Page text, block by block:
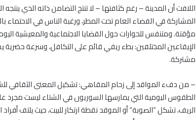
اللافت أن المدينة–رغم كثافتها–لا تنتج التضامن ذاته الذي ينتجه
المشاركة في الفضاء العام تحت المطر، ورغبة الناس في الاحتماء
مؤقتة.ومتنفس للحوارات حول القضايا الاجتماعية والمعيشية
الإيقاعين المختلفين: بطء ريفي قائم على التكافل، وسرعة
مشتركة.
–من دفء المواقد إلى زحام المقاهي: تشكيل المعنى الثقافي
الطقوس اليومية التي يمارسها السوريون في الشتاء ليست مجرد
الريف، تشكل“الصوبة“أو الموقد نقطة ارتكاز للبيت، حيث يلتف